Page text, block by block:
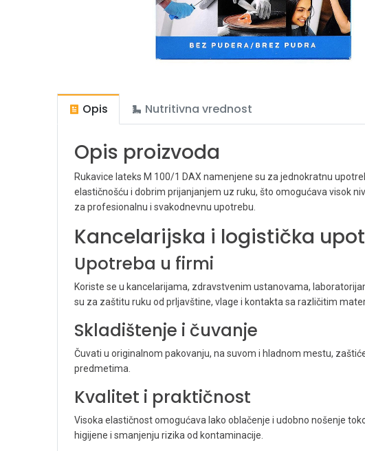
Opis Nutritivna vrednost
Opis proizvoda
Rukavice lateks M 100/1 DAX namenjene su za jednokratnu
elastičnošću i dobrim prijanjanjem uz ruku, što omogućava visok
za profesionalnu i svakodnevnu upotrebu.
Kancelarijska i logistička
Upotreba u firmi
Koriste se u kancelarijama, zdravstvenim ustanovama,
su za zaštitu ruku od prljavštine, vlage i kontakta sa različitim
Skladištenje i čuvanje
Čuvati u originalnom pakovanju, na suvom i hladnom mestu,
predmetima.
Kvalitet i praktičnost
Visoka elastičnost omogućava lako oblačenje i udobno nošenje
higijene i smanjenju rizika od kontaminacije.